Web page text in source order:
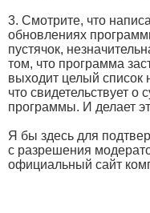
3. Смотрите, что
обновлениях
пустячок,
том, что программа
выходит целый список
что свидетельствует о
программы. И делает
Я бы здесь для
с разрешения
официальный сайт